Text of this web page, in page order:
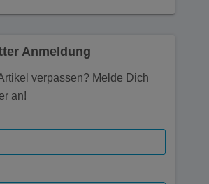
Anmeldung
verpassen? Melde Dich
an!